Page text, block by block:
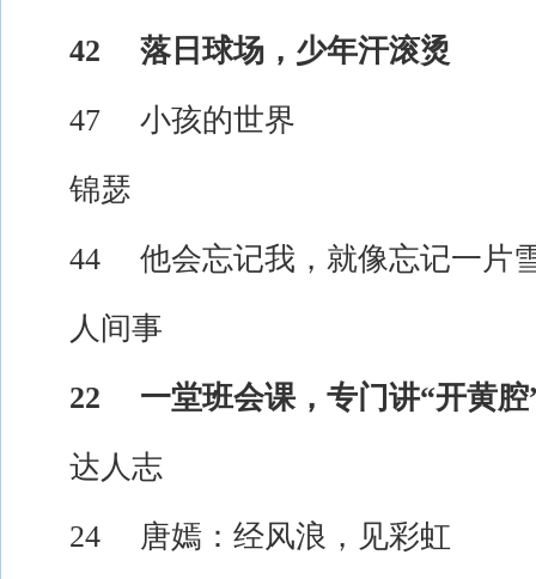
42 落日球场，少年汗滚烫
47 小孩的世界
锦瑟
44 他会忘记我，就像忘记一片
人间事
22 一堂班会课，专门讲“开黄腔
达人志
24 唐嫣：经风浪，见彩虹